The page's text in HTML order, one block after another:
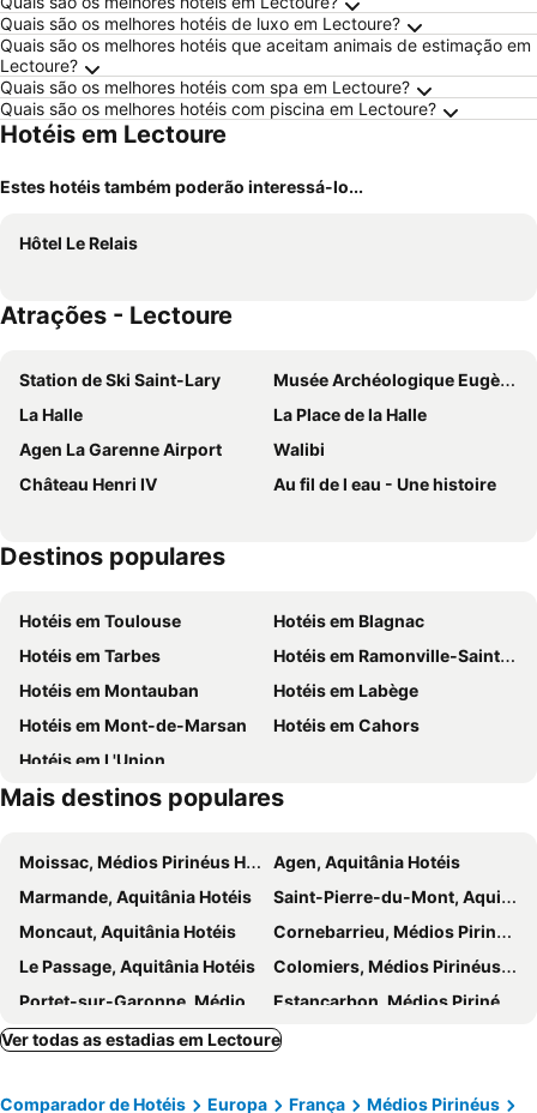
Quais são os melhores hotéis de luxo em Lectoure?
Quais são os melhores hotéis que aceitam animais de estimação em
Lectoure?
Quais são os melhores hotéis com spa em Lectoure?
Quais são os melhores hotéis com piscina em Lectoure?
Hotéis em Lectoure
Estes hotéis também poderão interessá-lo...
Hôtel Le Relais
Atrações - Lectoure
Station de Ski Saint-Lary
Musée Archéologique Eugène Camoreyt de Lectoure
La Halle
La Place de la Halle
Agen La Garenne Airport
Walibi
Château Henri IV
Au fil de l eau - Une histoire
Destinos populares
Hotéis em Toulouse
Hotéis em Blagnac
Hotéis em Tarbes
Hotéis em Ramonville-Saint-Agne
Hotéis em Montauban
Hotéis em Labège
Hotéis em Mont-de-Marsan
Hotéis em Cahors
Hotéis em L'Union
Mais destinos populares
Moissac, Médios Pirinéus Hotéis
Agen, Aquitânia Hotéis
Marmande, Aquitânia Hotéis
Saint-Pierre-du-Mont, Aquitânia Hotéis
Moncaut, Aquitânia Hotéis
Cornebarrieu, Médios Pirinéus Hotéis
Le Passage, Aquitânia Hotéis
Colomiers, Médios Pirinéus Hotéis
Portet-sur-Garonne, Médios Pirinéus Hotéis
Estancarbon, Médios Pirinéus Hotéis
Odos, Médios Pirinéus Hotéis Saint-Laurent-des-Vignes, Aquitânia Hotéis
Clarac, Médios Pirinéus Hotéis
Saint-Sever, Aquitânia Hotéis
Ver todas as estadias em Lectoure
Comparador de Hotéis Europa França
Médios Pirinéus